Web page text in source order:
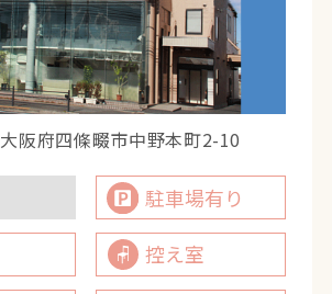
大阪府四條畷市中野本町2-10
駐車場有り
控え室